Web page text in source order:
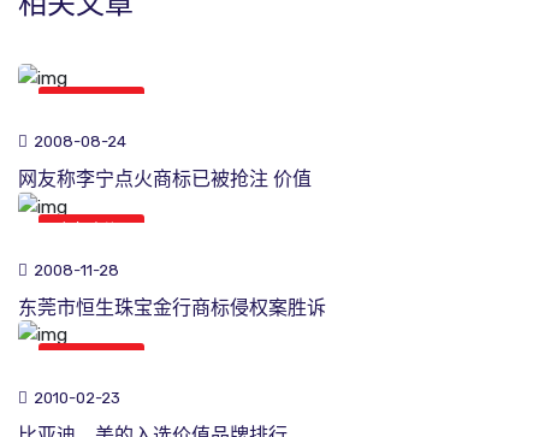
2008-08-24
网友称李宁点火商标已被抢注 价值
2008-11-28
东莞市恒生珠宝金行商标侵权案胜诉
2010-02-23